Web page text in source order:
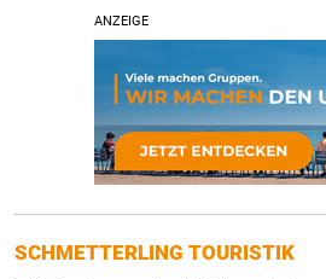
ANZEIGE
SCHMETTERLING TOURISTIK